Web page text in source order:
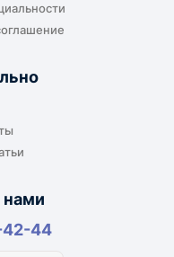
нами
42-44